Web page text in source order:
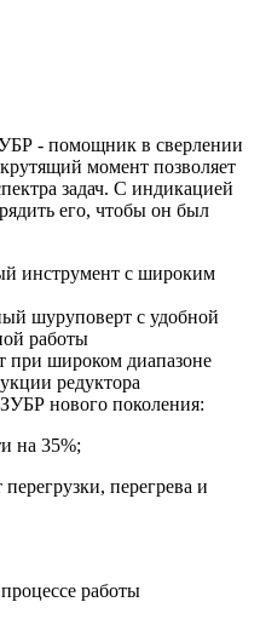
- помощник в сверлении
момент позволяет
задач. С индикацией
его, чтобы он был
инструмент с широким
шуруповерт с удобной
работы
широком диапазоне
редуктора
нового поколения:
на 35%;
перегрева и
работы